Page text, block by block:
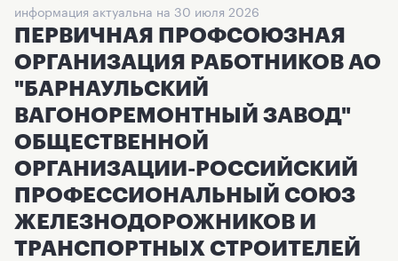
информация актуальна на 30 июля 2026
ПЕРВИЧНАЯ ПРОФСОЮЗНАЯ
ОРГАНИЗАЦИЯ РАБОТНИКОВ АО
"БАРНАУЛЬСКИЙ
ВАГОНОРЕМОНТНЫЙ ЗАВОД"
ОБЩЕСТВЕННОЙ
ОРГАНИЗАЦИИ-РОССИЙСКИЙ
ПРОФЕССИОНАЛЬНЫЙ СОЮЗ
ЖЕЛЕЗНОДОРОЖНИКОВ И
ТРАНСПОРТНЫХ СТРОИТЕЛЕЙ